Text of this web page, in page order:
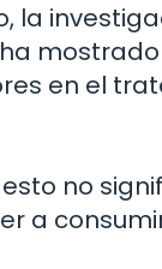
la
en el
esto no
a